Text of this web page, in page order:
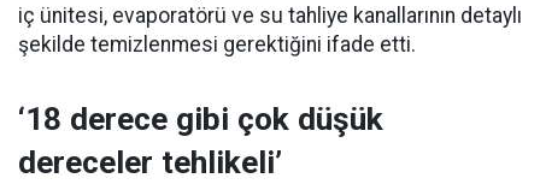
iç ünitesi, evaporatörü ve su tahliye kanallarının detaylı
şekilde temizlenmesi gerektiğini ifade etti.
‘18 derece gibi çok düşük
dereceler tehlikeli’